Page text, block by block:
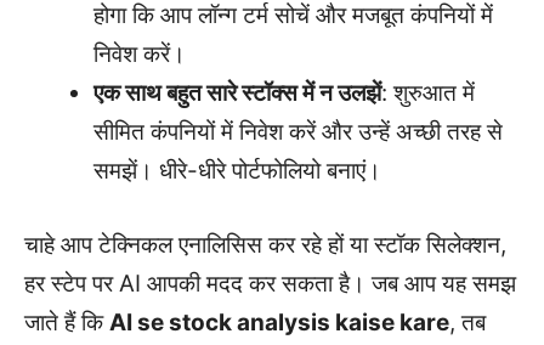
होगा कि आप लॉन्ग टर्म सोचें और मजबूत कंपनियों में
निवेश करें।
एक साथ बहुत सारे स्टॉक्स में न उलझें: शुरुआत में
सीमित कंपनियों में निवेश करें और उन्हें अच्छी तरह से
समझें। धीरे-धीरे पोर्टफोलियो बनाएं।
चाहे आप टेक्निकल एनालिसिस कर रहे हों या स्टॉक सिलेक्शन,
हर स्टेप पर AI आपकी मदद कर सकता है। जब आप यह समझ
जाते हैं कि AI se stock analysis kaise kare, तब